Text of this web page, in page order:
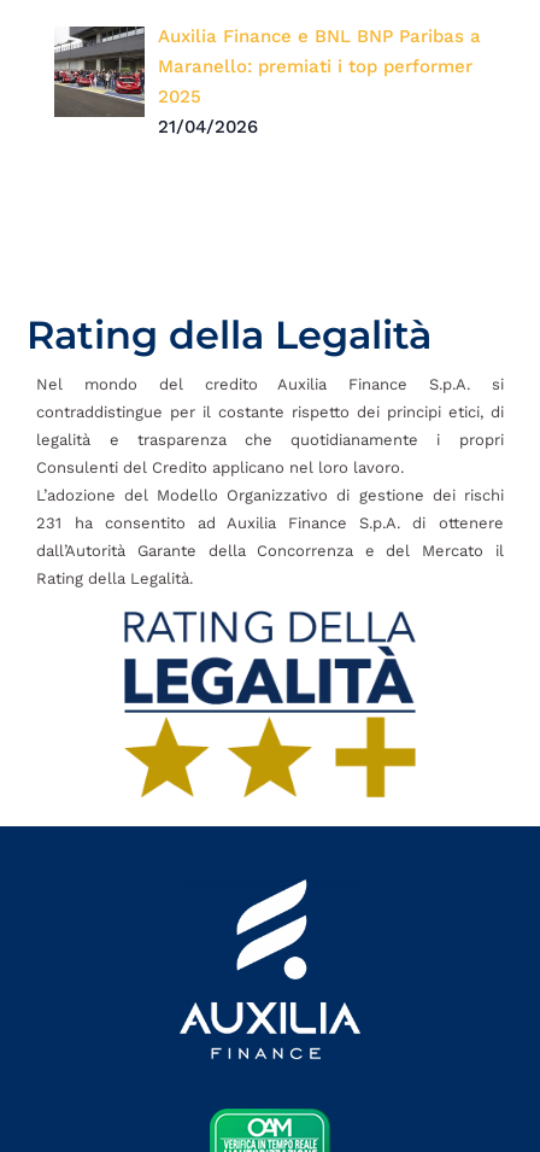
Auxilia Finance e BNL BNP Paribas a
Maranello: premiati i top performer
2025
21/04/2026
Rating della Legalità
Nel mondo del credito Auxilia Finance S.p.A. si
contraddistingue per il costante rispetto dei principi etici, di
legalità e trasparenza che quotidianamente i propri
Consulenti del Credito applicano nel loro lavoro.
L’adozione del Modello Organizzativo di gestione dei rischi
231 ha consentito ad Auxilia Finance S.p.A. di ottenere
dall’Autorità Garante della Concorrenza e del Mercato il
Rating della Legalità.